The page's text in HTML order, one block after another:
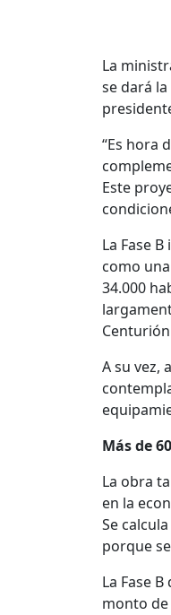
La
se dará
“Es hora
Este
La Fase
como
34.000
A su vez,
Más de
La obra
en la
Se
porque
La Fase
monto de